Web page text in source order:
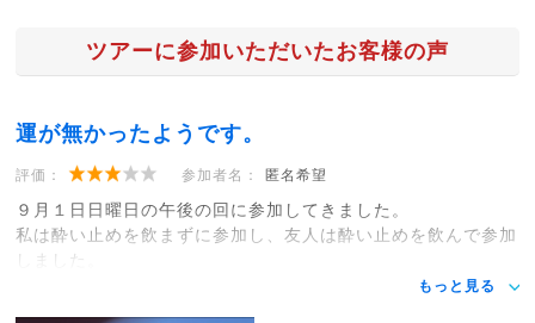
ツアーに参加いただいたお客様の声
運が無かったようです。
評価： 参加者名： 匿名希望
９月１日日曜日の午後の回に参加してきました。
私は酔い止めを飲まずに参加し、友人は酔い止めを飲んで参加
しました。
もっと見る